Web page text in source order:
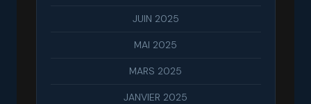
JUIN 2025
MAI 2025
MARS 2025
JANVIER 2025